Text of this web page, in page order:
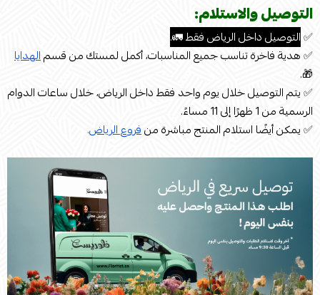
التوصيل والاستلام:
✅التوصيل داخل الرياض فقط 🚛.
✅ هدية فاخرة تناسب جميع المناسبات، أكمل لمستك من قسمالهدايا
🎁.
✅ يتم التوصيل خلال يوم واحد فقط داخل الرياض، خلال ساعات الدوام
الرسمية من 1 ظهرًا إلى 11 مساءً.
✅ يمكن أيضًا استلام المنتج مباشرة منفروع الرياض.